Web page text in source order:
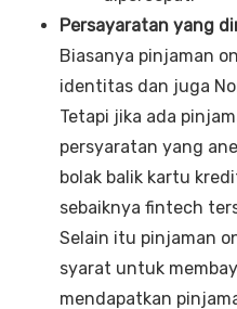
Persayaratan yang
Biasanya pinjaman
identitas dan juga
Tetapi jika ada
persyaratan yang
bolak balik kartu
sebaiknya fintech
Selain itu pinjaman
syarat untuk
mendapatkan